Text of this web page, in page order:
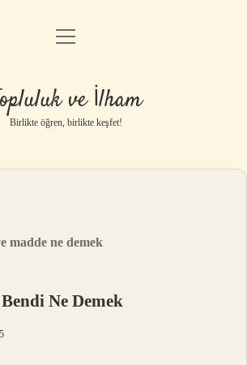
Anasayfa
Gizlilik Politikası
Yasal Uyarı
menüyü
ve İlham
Birlikte öğren, birlikte keşfet!
madde ne demek
Ne Demek